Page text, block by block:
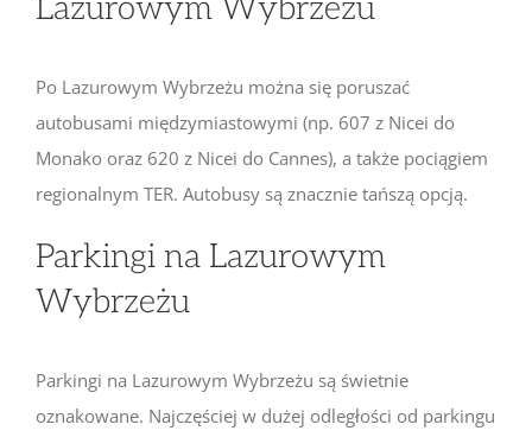
Lazurowym Wybrzeżu
Po Lazurowym Wybrzeżu można się poruszać
autobusami międzymiastowymi (np. 607 z Nicei do
Monako oraz 620 z Nicei do Cannes), a także pociągiem
regionalnym TER. Autobusy są znacznie tańszą opcją.
Parkingi na Lazurowym
Wybrzeżu
Parkingi na Lazurowym Wybrzeżu są świetnie
oznakowane. Najczęściej w dużej odległości od parkingu